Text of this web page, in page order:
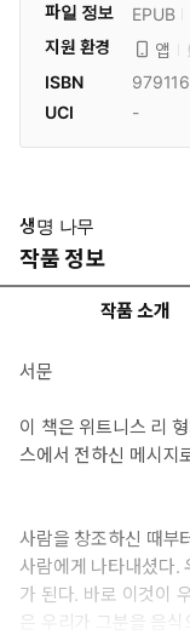
파일 정보
EPUB
지원 환경
앱
ISBN
UCI
-
생명 나무
작품 정보
작품 소개
서문
이 책은 위트니스 리
스에서 전하신 메시지
사람을 창조하신 때부
사람에게 나타내셨다.
가 된다. 바로 이것이
은 우리가 그분을 음